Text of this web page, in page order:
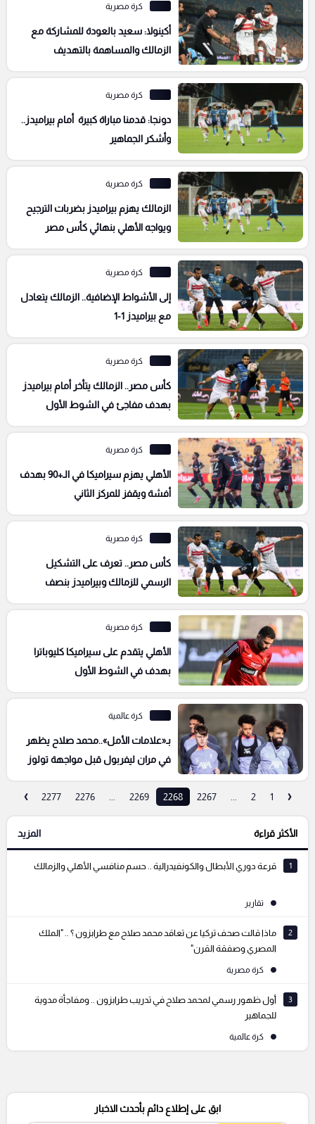
كرة مصرية
أكينولا: سعيد بالعودة للمشاركة مع
الزمالك والمساهمة بالتهديف
كرة مصرية
دونجا: قدمنا مباراة كبيرة أمام بيراميدز..
وأشكر الجماهير
كرة مصرية
الزمالك يهزم بيراميدز بضربات الترجيح
ويواجه الأهلي بنهائي كأس مصر
كرة مصرية
إلى الأشواط الإضافية.. الزمالك يتعادل
مع بيراميدز 1-1
كرة مصرية
كأس مصر.. الزمالك يتأخر أمام بيراميدز
بهدف مفاجئ في الشوط الأول
كرة مصرية
الأهلي يهزم سيراميكا في الـ+90 بهدف
أفشة ويقفز للمركز الثاني
كرة مصرية
كأس مصر.. تعرف على التشكيل
الرسمي للزمالك وبيراميدز بنصف
كرة مصرية
الأهلي يتقدم على سيراميكا كليوباترا
بهدف في الشوط الأول
كرة عالمية
بـ«علامات الأمل»..محمد صلاح يظهر
في مران ليفربول قبل مواجهة تولوز
‹
1
2
2267
2268
2269
2276
2277
›
الأكثر قراءة المزيد
1 قرعة دوري الأبطال والكونفيدرالية .. حسم منافسي الأهلي والزمالك
تقارير
2
ماذا قالت صحف تركيا عن تعاقد محمد صلاح مع طرابزون ؟ .. "الملك
المصري وصفقة القرن"
كرة مصرية
3
أول ظهور رسمي لمحمد صلاح في تدريب طرابزون .. ومفاجأة مدوية
للجماهير
كرة عالمية
ابق على إطلاع دائم بأحدث الاخبار